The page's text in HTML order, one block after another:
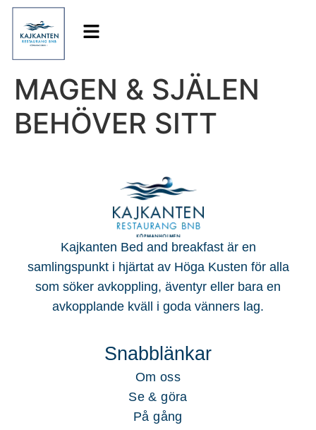
MAGEN & SJÄLEN
BEHÖVER SITT
Kajkanten Bed and breakfast är en
samlingspunkt i hjärtat av Höga Kusten för alla
som söker avkoppling, äventyr eller bara en
avkopplande kväll i goda vänners lag.
Snabblänkar
Om oss
Se & göra
På gång